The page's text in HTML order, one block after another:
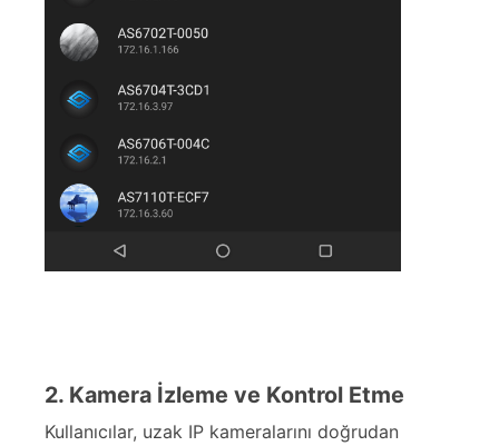
2. Kamera İzleme ve Kontrol Etme
Kullanıcılar, uzak IP kameralarını doğrudan